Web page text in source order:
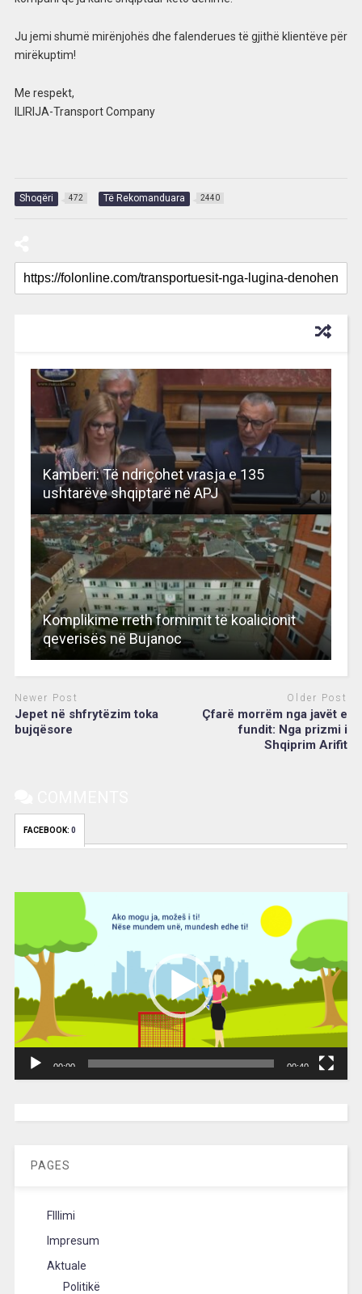
Ju jemi shumë mirënjohës dhe falenderues të gjithë klientëve për
mirëkuptim!
Me respekt,
ILIRIJA-Transport Company
Shoqëri 472 Të Rekomanduara 2440
Kamberi: Të ndriçohet vrasja e 135
ushtarëve shqiptarë në APJ
Komplikime rreth formimit të koalicionit
qeverisës në Bujanoc
Newer Post
Jepet në shfrytëzim toka
bujqësore
Older Post
Çfarë morrëm nga javët e
fundit: Nga prizmi i
Shqiprim Arifit
FACEBOOK: 0
00:00 00:40
PAGES
FIllimi
Impresum
Aktuale
Politikë